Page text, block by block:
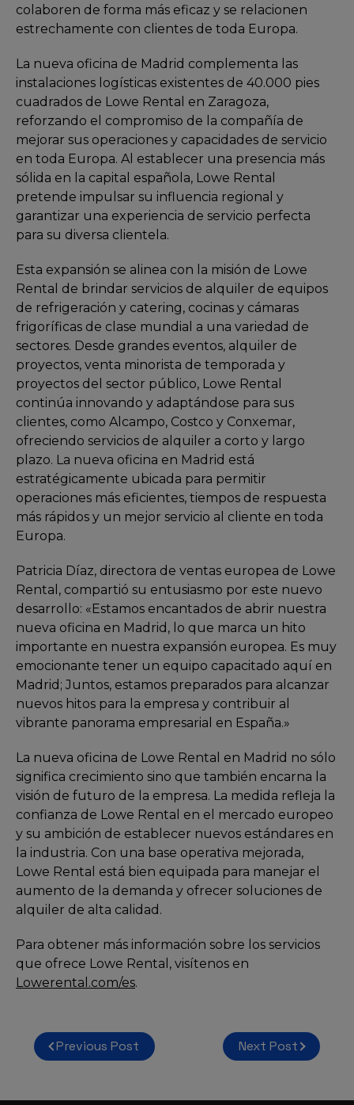
colaboren de forma más eficaz y se relacionen
estrechamente con clientes de toda Europa.
La nueva oficina de Madrid complementa las
instalaciones logísticas existentes de 40.000 pies
cuadrados de Lowe Rental en Zaragoza,
reforzando el compromiso de la compañía de
mejorar sus operaciones y capacidades de servicio
en toda Europa. Al establecer una presencia más
sólida en la capital española, Lowe Rental
pretende impulsar su influencia regional y
garantizar una experiencia de servicio perfecta
para su diversa clientela.
Esta expansión se alinea con la misión de Lowe
Rental de brindar servicios de alquiler de equipos
de refrigeración y catering, cocinas y cámaras
frigoríficas de clase mundial a una variedad de
sectores. Desde grandes eventos, alquiler de
proyectos, venta minorista de temporada y
proyectos del sector público, Lowe Rental
continúa innovando y adaptándose para sus
clientes, como Alcampo, Costco y Conxemar,
ofreciendo servicios de alquiler a corto y largo
plazo. La nueva oficina en Madrid está
estratégicamente ubicada para permitir
operaciones más eficientes, tiempos de respuesta
más rápidos y un mejor servicio al cliente en toda
Europa.
Patricia Díaz, directora de ventas europea de Lowe
Rental, compartió su entusiasmo por este nuevo
desarrollo: «Estamos encantados de abrir nuestra
nueva oficina en Madrid, lo que marca un hito
importante en nuestra expansión europea. Es muy
emocionante tener un equipo capacitado aquí en
Madrid; Juntos, estamos preparados para alcanzar
nuevos hitos para la empresa y contribuir al
vibrante panorama empresarial en España.»
La nueva oficina de Lowe Rental en Madrid no sólo
significa crecimiento sino que también encarna la
visión de futuro de la empresa. La medida refleja la
confianza de Lowe Rental en el mercado europeo
y su ambición de establecer nuevos estándares en
la industria. Con una base operativa mejorada,
Lowe Rental está bien equipada para manejar el
aumento de la demanda y ofrecer soluciones de
alquiler de alta calidad.
Para obtener más información sobre los servicios
que ofrece Lowe Rental, visítenos en
Lowerental.com/es.
Navegación
Previous Post Next Post